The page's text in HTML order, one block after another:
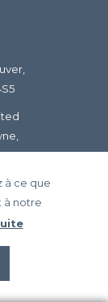
à ce que
à notre
3626